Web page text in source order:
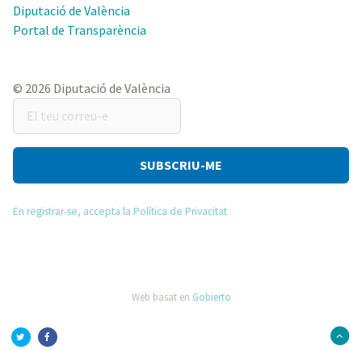
Diputació de València
Portal de Transparència
© 2026 Diputació de València
El
teu
correu-
En registrar-se, accepta la Política de Privacitat
Web basat en Gobierto